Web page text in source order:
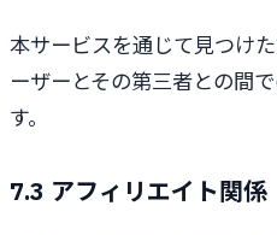
本サービスを通じて見つけ
ーザーとその第三者との間
す。
7.3 アフィリエイト関係